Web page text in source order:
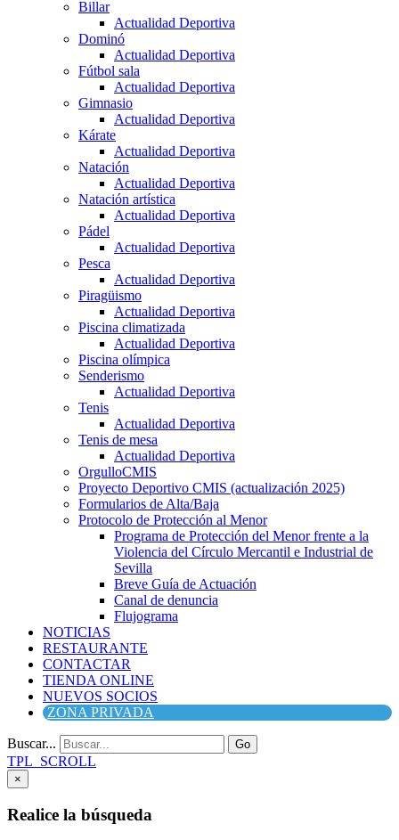
Billar
Actualidad Deportiva
Dominó
Actualidad Deportiva
Fútbol sala
Actualidad Deportiva
Gimnasio
Actualidad Deportiva
Kárate
Actualidad Deportiva
Natación
Actualidad Deportiva
Natación artística
Actualidad Deportiva
Pádel
Actualidad Deportiva
Pesca
Actualidad Deportiva
Piragüismo
Actualidad Deportiva
Piscina climatizada
Actualidad Deportiva
Piscina olímpica
Senderismo
Actualidad Deportiva
Tenis
Actualidad Deportiva
Tenis de mesa
Actualidad Deportiva
OrgulloCMIS
Proyecto Deportivo CMIS (actualización 2025)
Formularios de Alta/Baja
Protocolo de Protección al Menor
Programa de Protección del Menor frente a la
Violencia del Círculo Mercantil e Industrial de
Sevilla
Breve Guía de Actuación
Canal de denuncia
Flujograma
NOTICIAS
RESTAURANTE
CONTACTAR
TIENDA ONLINE
NUEVOS SOCIOS
ZONA PRIVADA
Buscar... Go
TPL_SCROLL
×
Realice la búsqueda